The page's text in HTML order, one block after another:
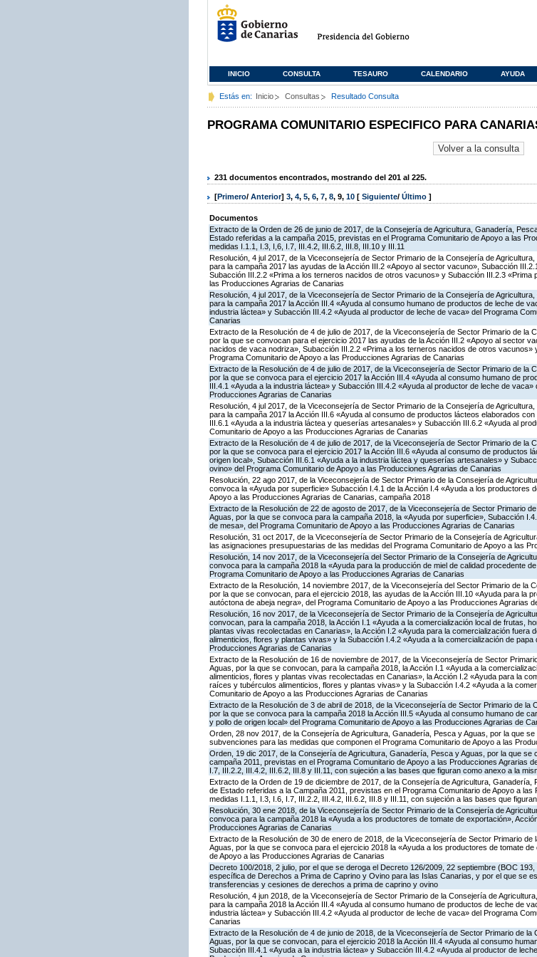
INICIO CONSULTA TESAURO CALENDARIO AYUDA
Estás en: Inicio Consultas Resultado Consulta
PROGRAMA COMUNITARIO ESPECIFICO PARA
231 documentos encontrados, mostrando del 201 al 225.
[Primero/ Anterior] 3, 4, 5, 6, 7, 8, 9, 10 [ Siguiente/ Último ]
Documentos
Extracto de la Orden de 26 de junio de 2017, de la Consejería de Agricultura, Ganadería,
Estado referidas a la campaña 2015, previstas en el Programa Comunitario de Apoyo a las
medidas I.1.1, I.3, I,6, I.7, III.4.2, III.6.2, III.8, III.10 y III.11
Resolución, 4 jul 2017, de la Viceconsejería de Sector Primario de la Consejería de
para la campaña 2017 las ayudas de la Acción III.2 «Apoyo al sector vacuno», Subacción
Subacción III.2.2 «Prima a los terneros nacidos de otros vacunos» y Subacción III.2.3 «Prima
las Producciones Agrarias de Canarias
Resolución, 4 jul 2017, de la Viceconsejería de Sector Primario de la Consejería de
para la campaña 2017 la Acción III.4 «Ayuda al consumo humano de productos de leche de
industria láctea» y Subacción III.4.2 «Ayuda al productor de leche de vaca» del Programa
Canarias
Extracto de la Resolución de 4 de julio de 2017, de la Viceconsejería de Sector Primario de la
por la que se convocan para el ejercicio 2017 las ayudas de la Acción III.2 «Apoyo al sector
nacidos de vaca nodriza», Subacción III.2.2 «Prima a los terneros nacidos de otros vacunos»
Programa Comunitario de Apoyo a las Producciones Agrarias de Canarias
Extracto de la Resolución de 4 de julio de 2017, de la Viceconsejería de Sector Primario de la
por la que se convoca para el ejercicio 2017 la Acción III.4 «Ayuda al consumo humano de
III.4.1 «Ayuda a la industria láctea» y Subacción III.4.2 «Ayuda al productor de leche de
Producciones Agrarias de Canarias
Resolución, 4 jul 2017, de la Viceconsejería de Sector Primario de la Consejería de
para la campaña 2017 la Acción III.6 «Ayuda al consumo de productos lácteos elaborados
III.6.1 «Ayuda a la industria láctea y queserías artesanales» y Subacción III.6.2 «Ayuda al
Comunitario de Apoyo a las Producciones Agrarias de Canarias
Extracto de la Resolución de 4 de julio de 2017, de la Viceconsejería de Sector Primario de la
por la que se convoca para el ejercicio 2017 la Acción III.6 «Ayuda al consumo de productos
origen local», Subacción III.6.1 «Ayuda a la industria láctea y queserías artesanales» y
ovino» del Programa Comunitario de Apoyo a las Producciones Agrarias de Canarias
Resolución, 22 ago 2017, de la Viceconsejería de Sector Primario de la Consejería de
convoca la «Ayuda por superficie» Subacción I.4.1 de la Acción I.4 «Ayuda a los productores
Apoyo a las Producciones Agrarias de Canarias, campaña 2018
Extracto de la Resolución de 22 de agosto de 2017, de la Viceconsejería de Sector Primario
Aguas, por la que se convoca para la campaña 2018, la «Ayuda por superficie», Subacción
de mesa», del Programa Comunitario de Apoyo a las Producciones Agrarias de Canarias
Resolución, 31 oct 2017, de la Viceconsejería de Sector Primario de la Consejería de
las asignaciones presupuestarias de las medidas del Programa Comunitario de Apoyo a las
Resolución, 14 nov 2017, de la Viceconsejería del Sector Primario de la Consejería de
convoca para la campaña 2018 la «Ayuda para la producción de miel de calidad procedente
Programa Comunitario de Apoyo a las Producciones Agrarias de Canarias
Extracto de la Resolución, 14 noviembre 2017, de la Viceconsejería del Sector Primario de la
por la que se convocan, para el ejercicio 2018, las ayudas de la Acción III.10 «Ayuda para la
autóctona de abeja negra», del Programa Comunitario de Apoyo a las Producciones Agrarias
Resolución, 16 nov 2017, de la Viceconsejería de Sector Primario de la Consejería de
convocan, para la campaña 2018, la Acción I.1 «Ayuda a la comercialización local de frutas,
plantas vivas recolectadas en Canarias», la Acción I.2 «Ayuda para la comercialización fuera
alimenticios, flores y plantas vivas» y la Subacción I.4.2 «Ayuda a la comercialización de
Producciones Agrarias de Canarias
Extracto de la Resolución de 16 de noviembre de 2017, de la Viceconsejería de Sector
Aguas, por la que se convocan, para la campaña 2018, la Acción I.1 «Ayuda a la
alimenticios, flores y plantas vivas recolectadas en Canarias», la Acción I.2 «Ayuda para la
raíces y tubérculos alimenticios, flores y plantas vivas» y la Subacción I.4.2 «Ayuda a la
Comunitario de Apoyo a las Producciones Agrarias de Canarias
Extracto de la Resolución de 3 de abril de 2018, de la Viceconsejería de Sector Primario de la
por la que se convoca para la campaña 2018 la Acción III.5 «Ayuda al consumo humano de
y pollo de origen local» del Programa Comunitario de Apoyo a las Producciones Agrarias de
Orden, 28 nov 2017, de la Consejería de Agricultura, Ganadería, Pesca y Aguas, por la que
subvenciones para las medidas que componen el Programa Comunitario de Apoyo a las
Orden, 19 dic 2017, de la Consejería de Agricultura, Ganadería, Pesca y Aguas, por la que
campaña 2011, previstas en el Programa Comunitario de Apoyo a las Producciones Agrarias
I.7, III.2.2, III.4.2, III.6.2, III.8 y III.11, con sujeción a las bases que figuran como anexo a la
Extracto de la Orden de 19 de diciembre de 2017, de la Consejería de Agricultura,
de Estado referidas a la Campaña 2011, previstas en el Programa Comunitario de Apoyo a
medidas I.1.1, I.3, I.6, I.7, III.2.2, III.4.2, III.6.2, III.8 y III.11, con sujeción a las bases que
Resolución, 30 ene 2018, de la Viceconsejería de Sector Primario de la Consejería de
convoca para la campaña 2018 la «Ayuda a los productores de tomate de exportación»,
Producciones Agrarias de Canarias
Extracto de la Resolución de 30 de enero de 2018, de la Viceconsejería de Sector Primario
Aguas, por la que se convoca para el ejercicio 2018 la «Ayuda a los productores de tomate
de Apoyo a las Producciones Agrarias de Canarias
Decreto 100/2018, 2 julio, por el que se deroga el Decreto 126/2009, 22 septiembre (BOC
específica de Derechos a Prima de Caprino y Ovino para las Islas Canarias, y por el que se
transferencias y cesiones de derechos a prima de caprino y ovino
Resolución, 4 jun 2018, de la Viceconsejería de Sector Primario de la Consejería de
para la campaña 2018 la Acción III.4 «Ayuda al consumo humano de productos de leche de
industria láctea» y Subacción III.4.2 «Ayuda al productor de leche de vaca» del Programa
Canarias
Extracto de la Resolución de 4 de junio de 2018, de la Viceconsejería de Sector Primario de
Aguas, por la que se convocan, para el ejercicio 2018 la Acción III.4 «Ayuda al consumo
Subacción III.4.1 «Ayuda a la industria láctea» y Subacción III.4.2 «Ayuda al productor de